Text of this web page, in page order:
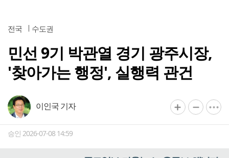
전국 수도권
민선 9기 박관열 경기 광주시장,
'찾아가는 행정', 실행력 관건
이인국 기자
승인 2026-07-08 14:59